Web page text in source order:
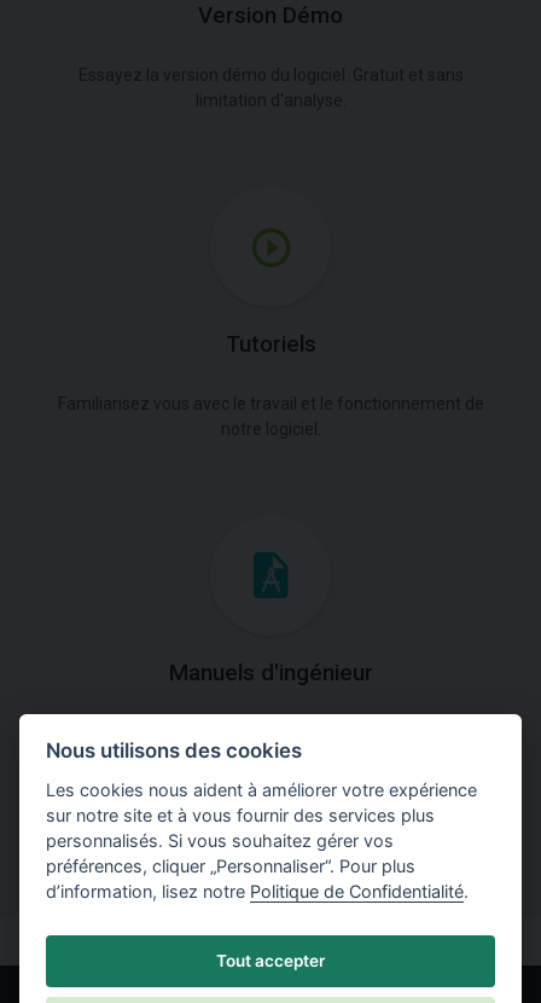
Version Démo
Tutoriels
Manuels d'ingénieur
théoriques et pratiques du fonctionnement des
programmes.
Nous utilisons des cookies
Les cookies nous aident à améliorer votre expérience
sur notre site et à vous fournir des services plus
personnalisés. Si vous souhaitez gérer vos
préférences, cliquer „Personnaliser“. Pour plus
d’information, lisez notre Politique de Confidentialité.
Tout accepter